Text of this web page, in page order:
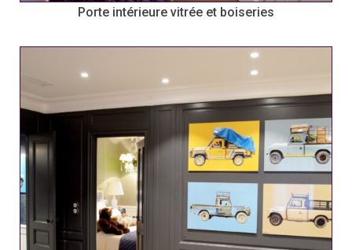
Porte intérieure vitrée et boiseries